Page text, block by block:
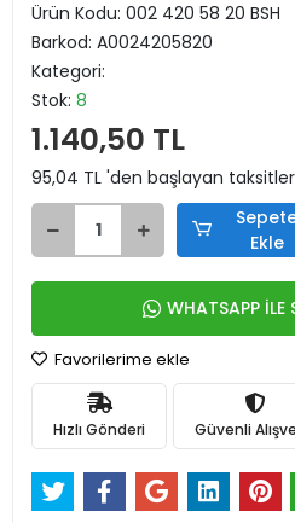
Ürün Kodu: 002 420 58 20 BSH
Barkod: A0024205820
Kategori:
Stok: 8
1.140,50 TL
95,04 TL 'den başlayan
Ekle
WHATSAPP İLE
Favorilerime ekle
Hızlı Gönderi Güvenli